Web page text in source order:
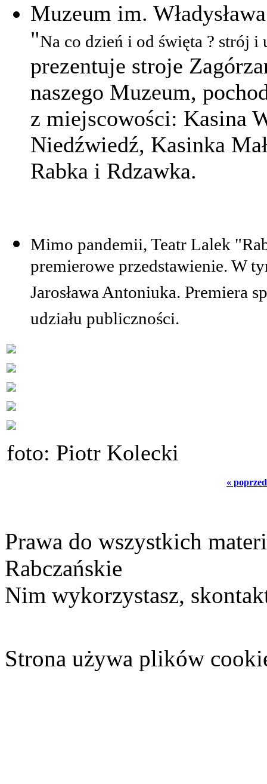
Muzeum im.
"Na co dzień i od święta ? strój
prezentuje stroje
naszego Muzeum,
z miejscowości: Kasina
Niedźwiedź, Kasinka
Rabka i Rdzawka.
Mimo pandemii, Teatr Lalek
premierowe przedstawienie. W
Jarosława Antoniuka. Premiera
udziału publiczności.
foto: Piotr Kolecki
«
Prawa do wszystkich
Rabczańskie
Nim wykorzystasz,
Strona używa plików